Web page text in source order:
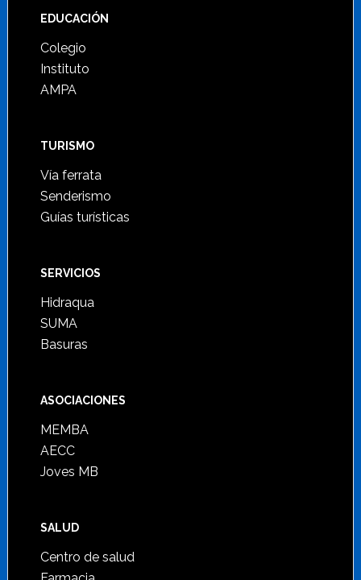
Footer
EDUCACIÓN
Colegio
Instituto
AMPA
TURISMO
Vía ferrata
Senderismo
Guías turísticas
SERVICIOS
Hidraqua
SUMA
Basuras
ASOCIACIONES
MEMBA
AECC
Joves MB
SALUD
Centro de salud